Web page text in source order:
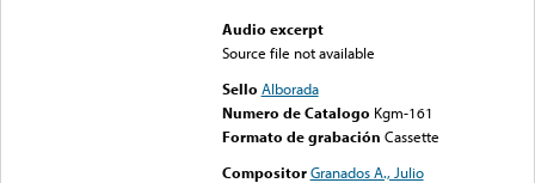
Audio excerpt
Source file not available
Sello Alborada
Numero de Catalogo Kgm-161
Formato de grabación Cassette
Compositor Granados A., Julio